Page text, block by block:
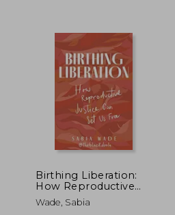
Birthing Liberation:
How Reproductive
Justice can set us
Free (en Inglés)
Wade, Sabia